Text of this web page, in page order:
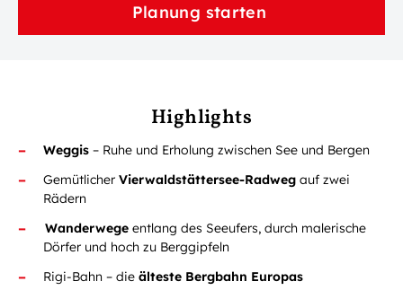
Planung starten
Highlights
Weggis – Ruhe und Erholung zwischen See und Bergen
Gemütlicher Vierwaldstättersee-Radweg auf zwei
Rädern
Wanderwege entlang des Seeufers, durch malerische
Dörfer und hoch zu Berggipfeln
Rigi-Bahn – die älteste Bergbahn Europas